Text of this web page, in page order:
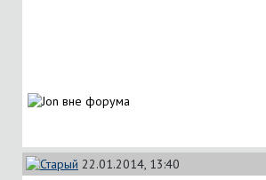
22.01.2014, 13:40